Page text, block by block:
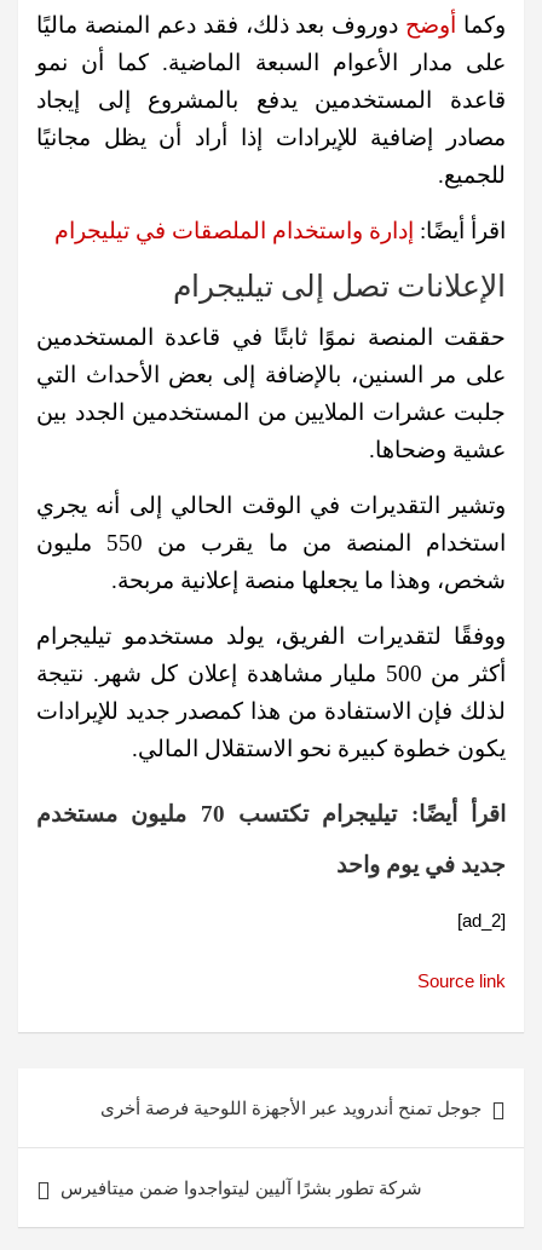
وكما أوضح دوروف بعد ذلك، فقد دعم المنصة ماليًا
على مدار الأعوام السبعة الماضية. كما أن نمو
قاعدة المستخدمين يدفع بالمشروع إلى إيجاد
مصادر إضافية للإيرادات إذا أراد أن يظل مجانيًا
للجميع.
اقرأ أيضًا: إدارة واستخدام الملصقات في تيليجرام
الإعلانات تصل إلى تيليجرام
حققت المنصة نموًا ثابتًا في قاعدة المستخدمين
على مر السنين، بالإضافة إلى بعض الأحداث التي
جلبت عشرات الملايين من المستخدمين الجدد بين
عشية وضحاها.
وتشير التقديرات في الوقت الحالي إلى أنه يجري
استخدام المنصة من ما يقرب من 550 مليون
شخص، وهذا ما يجعلها منصة إعلانية مربحة.
ووفقًا لتقديرات الفريق، يولد مستخدمو تيليجرام
أكثر من 500 مليار مشاهدة إعلان كل شهر. نتيجة
لذلك فإن الاستفادة من هذا كمصدر جديد للإيرادات
يكون خطوة كبيرة نحو الاستقلال المالي.
اقرأ أيضًا:
تيليجرام تكتسب 70 مليون مستخدم
جديد في يوم واحد
[ad_2]
Source link
المقالات
جوجل تمنح أندرويد عبر الأجهزة اللوحية فرصة أخرى
شركة تطور بشرًا آليين ليتواجدوا ضمن ميتافيرس